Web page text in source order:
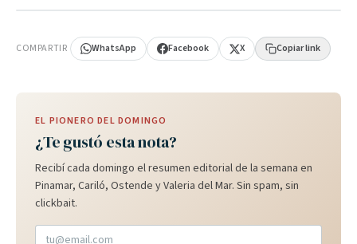
COMPARTIR WhatsApp Facebook X Copiar link
EL PIONERO DEL DOMINGO
¿Te gustó esta nota?
Recibí cada domingo el resumen editorial de la semana en
Pinamar, Cariló, Ostende y Valeria del Mar. Sin spam, sin
clickbait.